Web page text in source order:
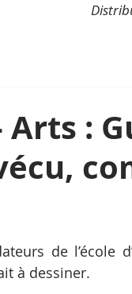
Arts :
de l’école
à dessiner.